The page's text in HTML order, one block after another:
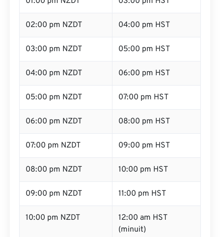
02:00 pm NZDT 04:00 pm HST
03:00 pm NZDT 05:00 pm HST
04:00 pm NZDT 06:00 pm HST
05:00 pm NZDT 07:00 pm HST
06:00 pm NZDT 08:00 pm HST
07:00 pm NZDT 09:00 pm HST
08:00 pm NZDT 10:00 pm HST
09:00 pm NZDT 11:00 pm HST
10:00 pm NZDT
12:00 am HST
(minuit)